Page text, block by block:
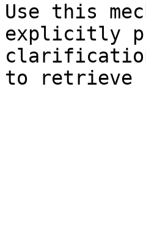
Use this
explicitly